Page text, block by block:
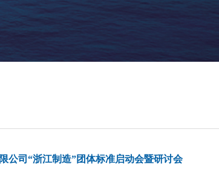
公司“浙江制造”团体标准启动会暨研讨会